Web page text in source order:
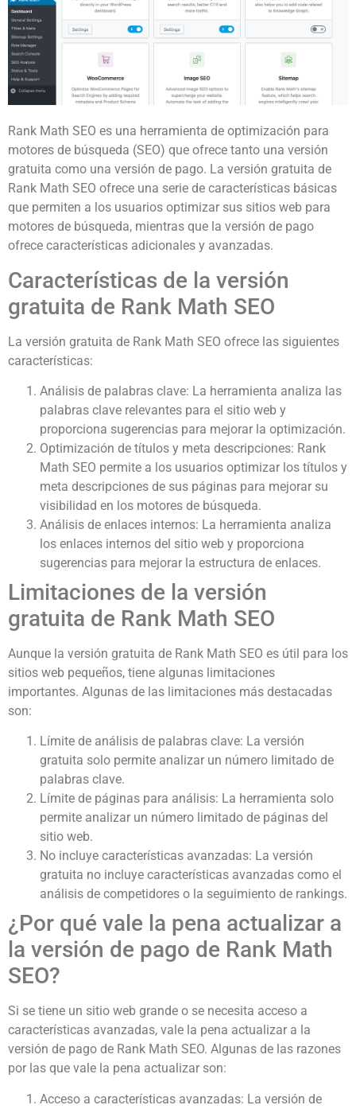
Rank Math SEO es una herramienta de optimización para
motores de búsqueda (SEO) que ofrece tanto una versión
gratuita como una versión de pago. La versión gratuita de
Rank Math SEO ofrece una serie de características básicas
que permiten a los usuarios optimizar sus sitios web para
motores de búsqueda, mientras que la versión de pago
ofrece características adicionales y avanzadas.
Características de la versión
gratuita de Rank Math SEO
La versión gratuita de Rank Math SEO ofrece las siguientes
características:
Análisis de palabras clave: La herramienta analiza las
palabras clave relevantes para el sitio web y
proporciona sugerencias para mejorar la optimización.
Optimización de títulos y meta descripciones: Rank
Math SEO permite a los usuarios optimizar los títulos y
meta descripciones de sus páginas para mejorar su
visibilidad en los motores de búsqueda.
Análisis de enlaces internos: La herramienta analiza
los enlaces internos del sitio web y proporciona
sugerencias para mejorar la estructura de enlaces.
Limitaciones de la versión
gratuita de Rank Math SEO
Aunque la versión gratuita de Rank Math SEO es útil para los
sitios web pequeños, tiene algunas limitaciones
importantes. Algunas de las limitaciones más destacadas
son:
Límite de análisis de palabras clave: La versión
gratuita solo permite analizar un número limitado de
palabras clave.
Límite de páginas para análisis: La herramienta solo
permite analizar un número limitado de páginas del
sitio web.
No incluye características avanzadas: La versión
gratuita no incluye características avanzadas como el
análisis de competidores o la seguimiento de rankings.
¿Por qué vale la pena actualizar a
la versión de pago de Rank Math
SEO?
Si se tiene un sitio web grande o se necesita acceso a
características avanzadas, vale la pena actualizar a la
versión de pago de Rank Math SEO. Algunas de las razones
por las que vale la pena actualizar son:
Acceso a características avanzadas: La versión de